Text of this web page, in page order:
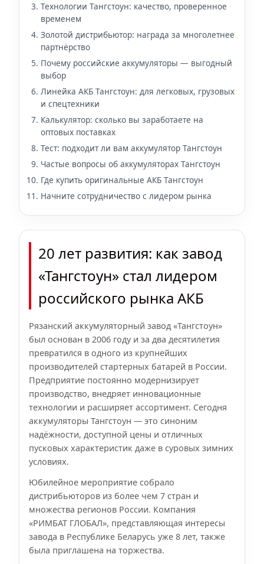
Технологии Тангстоун: качество, проверенное
временем
Золотой дистрибьютор: награда за многолетнее
партнёрство
Почему российские аккумуляторы — выгодный
выбор
Линейка АКБ Тангстоун: для легковых, грузовых
и спецтехники
Калькулятор: сколько вы заработаете на
оптовых поставках
Тест: подходит ли вам аккумулятор Тангстоун
Частые вопросы об аккумуляторах Тангстоун
Где купить оригинальные АКБ Тангстоун
Начните сотрудничество с лидером рынка
20 лет развития: как завод
«Тангстоун» стал лидером
российского рынка АКБ
Рязанский аккумуляторный завод «Тангстоун»
был основан в 2006 году и за два десятилетия
превратился в одного из крупнейших
производителей стартерных батарей в России.
Предприятие постоянно модернизирует
производство, внедряет инновационные
технологии и расширяет ассортимент. Сегодня
аккумуляторы Тангстоун — это синоним
надёжности, доступной цены и отличных
пусковых характеристик даже в суровых зимних
условиях.
Юбилейное мероприятие собрало
дистрибьюторов из более чем 7 стран и
множества регионов России. Компания
«РИМБАТ ГЛОБАЛ», представляющая интересы
завода в Республике Беларусь уже 8 лет, также
была приглашена на торжества.